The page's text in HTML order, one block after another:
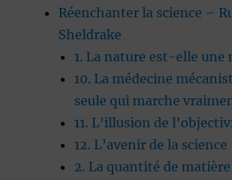
Réenchanter la science –
Sheldrake
1. La nature est-elle une
10. La médecine
seule qui marche
11. L’illusion de
12. L’avenir de la science
2. La quantité de